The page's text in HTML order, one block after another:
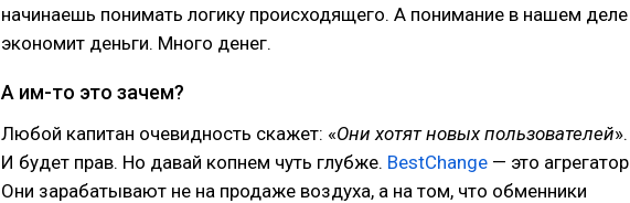
начинаешь понимать логику происходящего. А понимание в нашем деле
экономит деньги. Много денег.
А им-то это зачем?
Любой капитан очевидность скажет: «Они хотят новых пользователей».
И будет прав. Но давай копнем чуть глубже. BestChange — это
Они зарабатывают не на продаже воздуха, а на том, что обменники